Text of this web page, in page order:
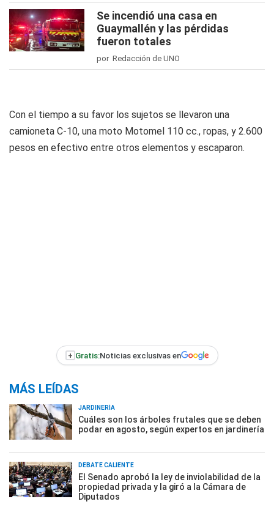
Se incendió una casa en
Guaymallén y las pérdidas
fueron totales
por Redacción de UNO
Con el tiempo a su favor los sujetos se llevaron una
camioneta C-10, una moto Motomel 110 cc., ropas, y 2.600
pesos en efectivo entre otros elementos y escaparon.
+ Gratis:Noticias exclusivas en
MÁS LEÍDAS
JARDINERÍA
Cuáles son los árboles frutales que se deben
podar en agosto, según expertos en jardinería
DEBATE CALIENTE
El Senado aprobó la ley de inviolabilidad de la
propiedad privada y la giró a la Cámara de
Diputados